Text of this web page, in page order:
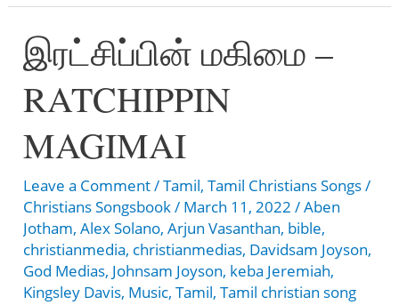
இயேசுவே
–
En
Thanthai
இரட்சிப்பின் மகிமை –
RATCHIPPIN
MAGIMAI
Leave a Comment/Tamil,Tamil Christians Songs/
Christians Songsbook/ March 11, 2022/Aben
Jotham,Alex Solano,Arjun Vasanthan, bible,
christianmedia, christianmedias, Davidsam Joyson,
God Medias, Johnsam Joyson, keba Jeremiah,
Kingsley Davis, Music,Tamil,Tamil christian song